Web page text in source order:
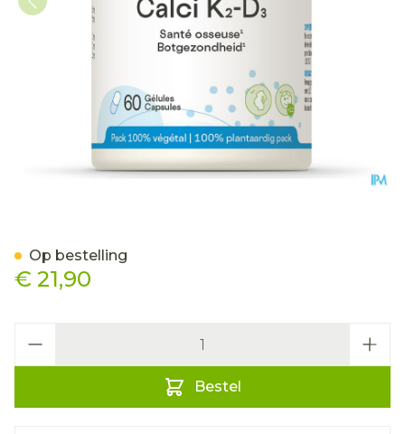
€ 21,90
Bestel
Op bestelling